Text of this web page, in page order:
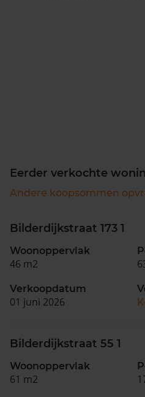
Eerder verkochte
Andere koopsommen
Bilderdijkstraat 173 1
Woonoppervlak
46 m2
Verkoopdatum
01 juni 2026
Bilderdijkstraat 55 1
Woonoppervlak
61 m2